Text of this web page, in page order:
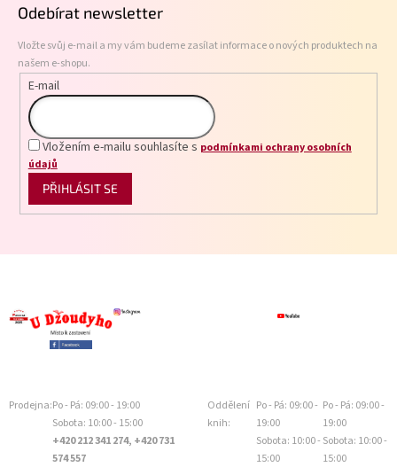
Odebírat newsletter
Vložte svůj e-mail a my vám budeme zasílat informace o nových produktech na
našem e-shopu.
E-mail
Vložením e-mailu souhlasíte s podmínkami ochrany osobních
údajů
PŘIHLÁSIT SE
Prodejna:Po - Pá: 09:00 - 19:00
Sobota: 10:00 - 15:00
+420 212 341 274, +420 731
574 557
Oddělení
knih:
Po - Pá: 09:00 -
19:00
Sobota: 10:00 -
15:00
Po - Pá: 09:00 -
19:00
Sobota: 10:00 -
15:00